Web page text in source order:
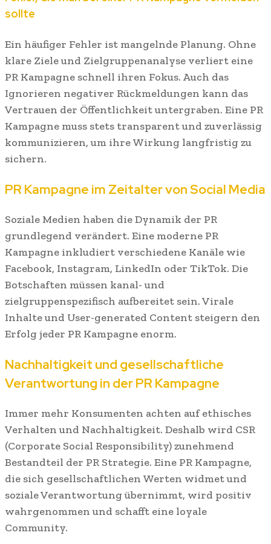
sollte
Ein häufiger Fehler ist mangelnde Planung. Ohne
klare Ziele und Zielgruppenanalyse verliert eine
PR Kampagne schnell ihren Fokus. Auch das
Ignorieren negativer Rückmeldungen kann das
Vertrauen der Öffentlichkeit untergraben. Eine PR
Kampagne muss stets transparent und zuverlässig
kommunizieren, um ihre Wirkung langfristig zu
sichern.
PR Kampagne im Zeitalter von Social Media
Soziale Medien haben die Dynamik der PR
grundlegend verändert. Eine moderne PR
Kampagne inkludiert verschiedene Kanäle wie
Facebook, Instagram, LinkedIn oder TikTok. Die
Botschaften müssen kanal- und
zielgruppenspezifisch aufbereitet sein. Virale
Inhalte und User-generated Content steigern den
Erfolg jeder PR Kampagne enorm.
Nachhaltigkeit und gesellschaftliche
Verantwortung in der PR Kampagne
Immer mehr Konsumenten achten auf ethisches
Verhalten und Nachhaltigkeit. Deshalb wird CSR
(Corporate Social Responsibility) zunehmend
Bestandteil der PR Strategie. Eine PR Kampagne,
die sich gesellschaftlichen Werten widmet und
soziale Verantwortung übernimmt, wird positiv
wahrgenommen und schafft eine loyale
Community.